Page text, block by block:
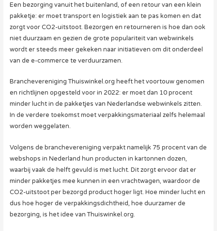
Een bezorging vanuit het buitenland, of een retour van een klein
pakketje: er moet transport en logistiek aan te pas komen en dat
zorgt voor CO2-uitstoot. Bezorgen en retourneren is hoe dan ook
niet duurzaam en gezien de grote populariteit van webwinkels
wordt er steeds meer gekeken naar initiatieven om dit onderdeel
van de e-commerce te verduurzamen.
Branchevereniging Thuiswinkel.org heeft het voortouw genomen
en richtlijnen opgesteld voor in 2022: er moet dan 10 procent
minder lucht in de pakketjes van Nederlandse webwinkels zitten.
In de verdere toekomst moet verpakkingsmateriaal zelfs helemaal
worden weggelaten.
Volgens de branchevereniging verpakt namelijk 75 procent van de
webshops in Nederland hun producten in kartonnen dozen,
waarbij vaak de helft gevuld is met lucht. Dit zorgt ervoor dat er
minder pakketjes mee kunnen in een vrachtwagen, waardoor de
CO2-uitstoot per bezorgd product hoger ligt. Hoe minder lucht en
dus hoe hoger de verpakkingsdichtheid, hoe duurzamer de
bezorging, is het idee van Thuiswinkel.org.